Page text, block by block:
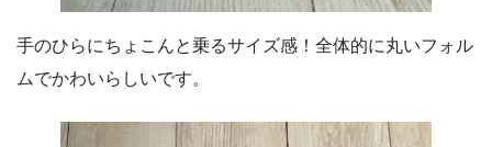
手のひらにちょこんと乗るサイズ感！全体的に丸いフォル
ムでかわいらしいです。